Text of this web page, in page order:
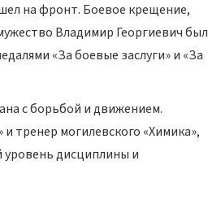
на фронт. Боевое крещение,
Владимир Георгиевич был
«За боевые заслуги» и «За
с борьбой и движением.
тренер могилевского «Химика»,
уровень дисциплины и